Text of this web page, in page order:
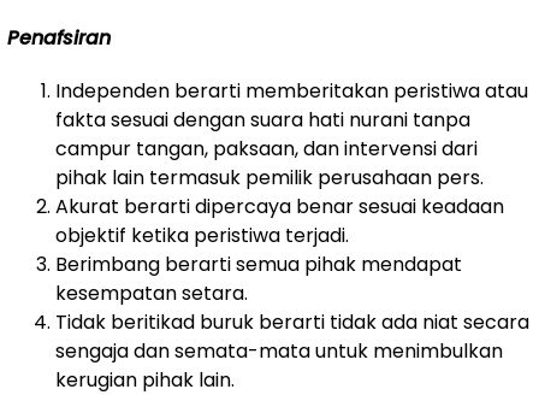
Penafsiran
Independen berarti memberitakan peristiwa atau
fakta sesuai dengan suara hati nurani tanpa
campur tangan, paksaan, dan intervensi dari
pihak lain termasuk pemilik perusahaan pers.
Akurat berarti dipercaya benar sesuai keadaan
objektif ketika peristiwa terjadi.
Berimbang berarti semua pihak mendapat
kesempatan setara.
Tidak beritikad buruk berarti tidak ada niat secara
sengaja dan semata-mata untuk menimbulkan
kerugian pihak lain.